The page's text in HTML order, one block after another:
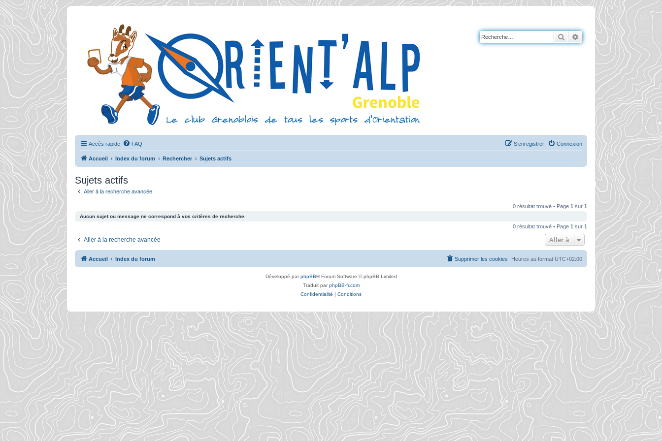
RechercherRecherche avancée
Accès rapide FAQ Connexion
S’enregistrer
Accueil Index du forum Rechercher Sujets actifs
Sujets actifs
Aller à la recherche avancée
0 résultat trouvé • Page 1 sur 1
Aucun sujet ou message ne correspond à vos critères de recherche.
0 résultat trouvé • Page 1 sur 1
Aller à la recherche avancée Aller à
Accueil Index du forum Heures au format UTC+02:00
Supprimer les cookies
Développé parphpBB® Forum Software © phpBB Limited
Traduit parphpBB-fr.com
Confidentialité | Conditions